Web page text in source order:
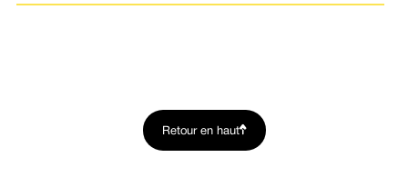
Retour en haut